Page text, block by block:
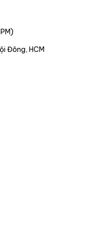
Đông, HCM